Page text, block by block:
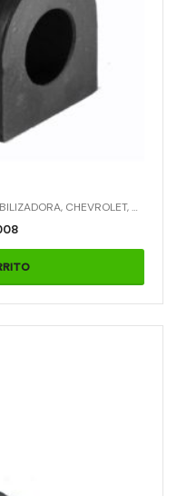
, CHEVROLET,
CL008